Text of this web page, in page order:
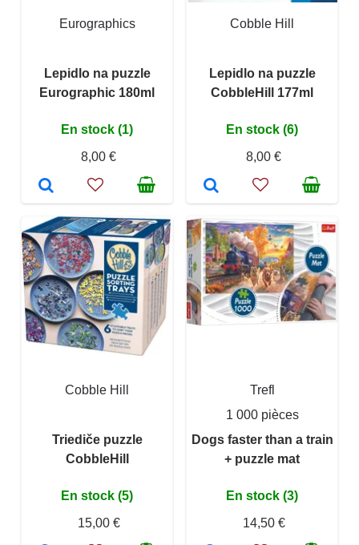
Eurographics
Lepidlo na puzzle
Eurographic 180ml
En stock (1)
8,00 €
Cobble Hill
Lepidlo na puzzle
CobbleHill 177ml
En stock (6)
8,00 €
Cobble Hill
Triediče puzzle
CobbleHill
En stock (5)
15,00 €
Trefl
1 000 pièces
Dogs faster than a train
+ puzzle mat
En stock (3)
14,50 €